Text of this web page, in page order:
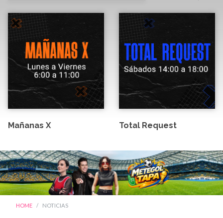
Mañanas X Total Request
HOME NOTICIAS